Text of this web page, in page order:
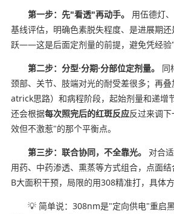
第一步：先"看透"再动手。
用伍德灯
基线评估，明确色素脱失程度、是进展期
跃——这是后面定剂量的前提，避免凭经验"
第二步：分型·分期·分部位定剂量。
同
颈部、关节、肢端对光的耐受差很多；再
atrick思路）和病程阶段，起始剂量和递增
还会根据每次照完后的红斑反应反过来调
效但不激惹"的那个平衡点。
第三步：联合协同，不全靠光。
对合
用药、中药渗透、熏蒸等方式组合，点面
B大面积干预，局限的用308精准打，具体
💡 简单说：308nm是"定向供电"重启